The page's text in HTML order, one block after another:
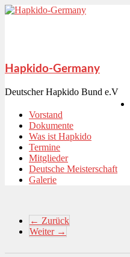
Hapkido-Germany
Deutscher Hapkido Bund e.V
Vorstand
Dokumente
Was ist Hapkido
Termine
Mitglieder
Deutsche Meisterschaft
Galerie
← Zurück
Weiter →